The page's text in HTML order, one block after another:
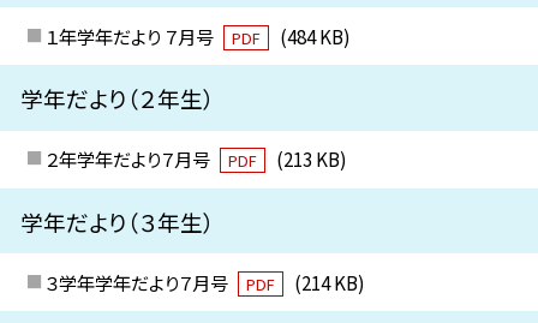
１年学年だより ７月号 PDF (484 KB)
学年だより（２年生）
２年学年だより７月号 PDF (213 KB)
学年だより（３年生）
３学年学年だより７月号 PDF (214 KB)